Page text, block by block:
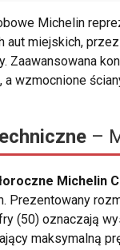
Michelin
aut miejskich,
Zaawansowana
a wzmocnione
–
Michelin
Prezentowany
(50) oznaczają
maksymalną